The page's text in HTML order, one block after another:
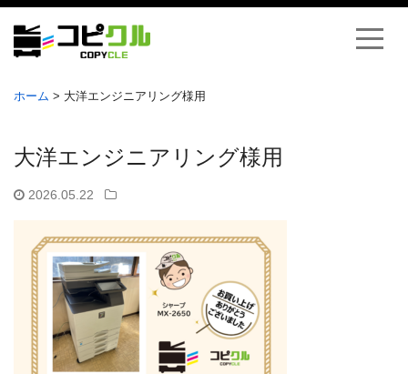
ホーム > 大洋エンジニアリング様用
大洋エンジニアリング様用
2026.05.22